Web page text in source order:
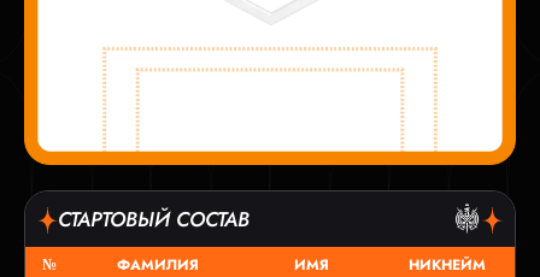
СТАРТОВЫЙ СОСТАВ
№ ФАМИЛИЯ ИМЯ
НИКНЕЙМ